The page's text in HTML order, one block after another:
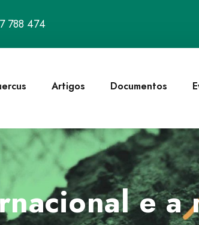
788 474
Artigos Documentos
e a